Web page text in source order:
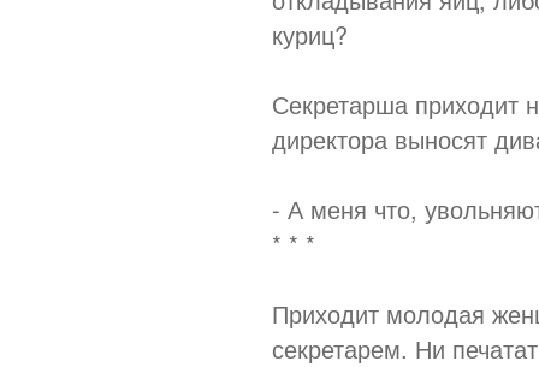
куриц?
Секретарша приходит
директора выносят
- А меня что,
* * *
Приходит молодая
секретарем. Ни